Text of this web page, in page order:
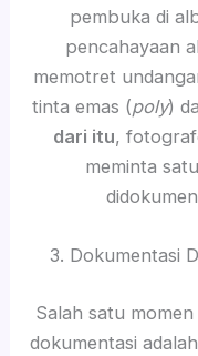
pembuka di
pencahayaan
memotret
tinta emas (poly)
dari itu,
meminta
3. Dokumentasi
Salah satu
dokumentasi adalah